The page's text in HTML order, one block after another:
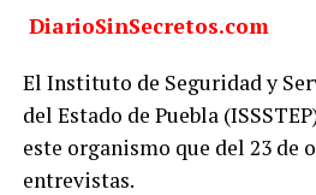
DiarioSinSecretos.com
El Instituto de Seguridad y
del Estado de Puebla
este organismo que del 23 de
entrevistas.